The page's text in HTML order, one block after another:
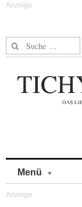
Suche nach:
Menü